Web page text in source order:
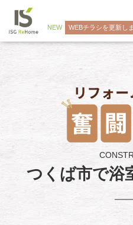
NEW WEBチラシを更新し
つくば市で浴